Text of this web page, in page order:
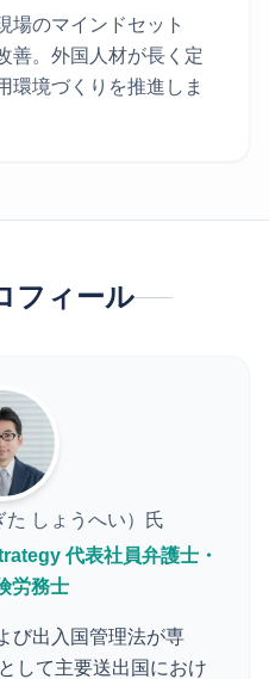
場のマインドセット
善。外国人材が長く定
環境づくりを推進しま
フィール
た しょうへい）氏
代表社員弁護士・
労務士
び出入国管理法が専
して主要送出国におけ